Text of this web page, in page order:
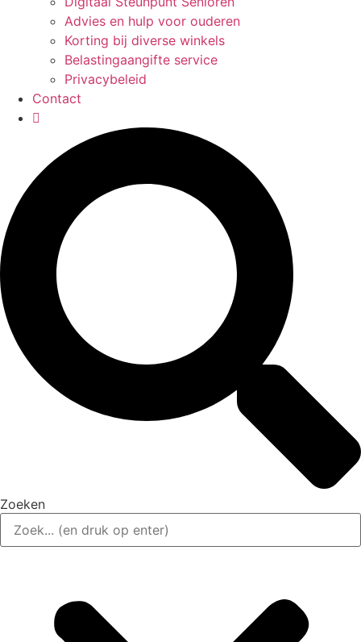
Advies en hulp voor ouderen
Korting bij diverse winkels
Belastingaangifte service
Privacybeleid
Contact
Zoeken